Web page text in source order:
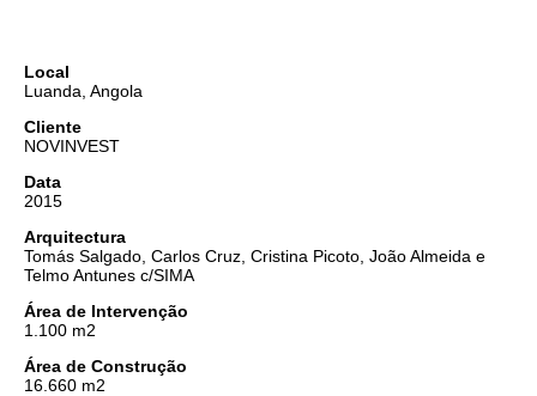
Local
Luanda, Angola
Cliente
NOVINVEST
Data
2015
Arquitectura
Tomás Salgado, Carlos Cruz, Cristina Picoto, João Almeida e
Telmo Antunes c/SIMA
Área de Intervenção
1.100 m2
Área de Construção
16.660 m2